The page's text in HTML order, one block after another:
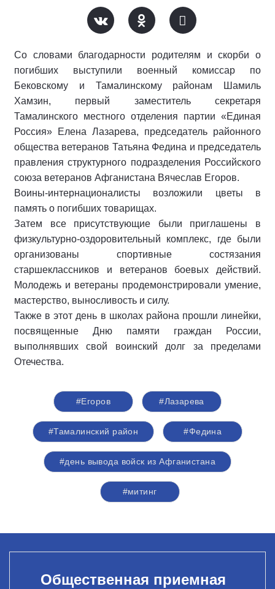
Со словами благодарности родителям и скорби о
погибших выступили военный комиссар по
Бековскому и Тамалинскому районам Шамиль
Хамзин, первый заместитель секретаря
Тамалинского местного отделения партии «Единая
Россия» Елена Лазарева, председатель районного
общества ветеранов Татьяна Федина и председатель
правления структурного подразделения Российского
союза ветеранов Афганистана Вячеслав Егоров.
Воины-интернационалисты возложили цветы в
память о погибших товарищах.
Затем все присутствующие были приглашены в
физкультурно-оздоровительный комплекс, где были
организованы спортивные состязания
старшеклассников и ветеранов боевых действий.
Молодежь и ветераны продемонстрировали умение,
мастерство, выносливость и силу.
Также в этот день в школах района прошли линейки,
посвященные Дню памяти граждан России,
выполнявших свой воинский долг за пределами
Отечества.
#Егоров #Лазарева
#Тамалинский район #Федина
#день вывода войск из Афганистана
#митинг
Общественная приемная